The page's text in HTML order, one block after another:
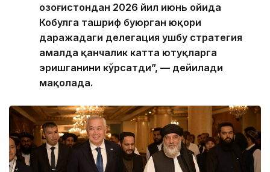
Қозоғистондан 2026 йил июнь ойида
Кобулга ташриф буюрган юқори
даражадаги делегация ушбу стратегия
амалда қанчалик катта ютуқларга
эришганини кўрсатди”, — дейилади
мақолада.